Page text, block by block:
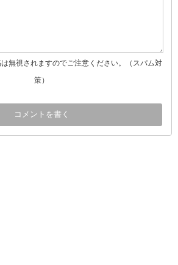
無視されますのでご注意ください。（スパム対
策）